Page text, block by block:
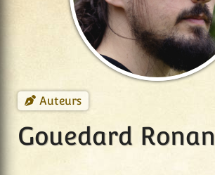
Auteurs
Gouedard Ronan